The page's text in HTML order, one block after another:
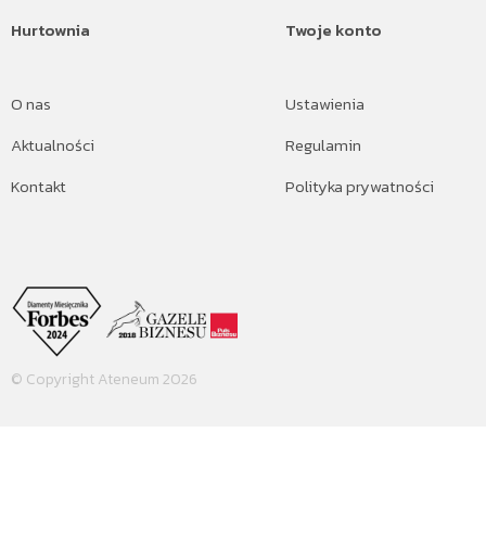
Hurtownia
O nas
Aktualności
Kontakt
Twoje konto
Ustawienia
Regulamin
Polityka prywatności
© Copyright Ateneum 2026